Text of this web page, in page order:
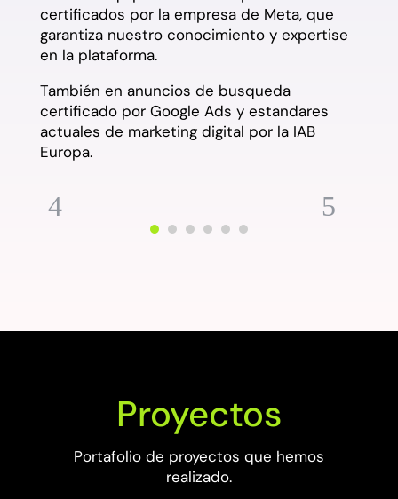
certificados por la empresa de Meta, que
garantiza nuestro conocimiento y expertise
en la plataforma.
También en anuncios de busqueda
certificado por Google Ads y estandares
actuales de marketing digital por la IAB
Europa.
4 5
Proyectos
Portafolio de proyectos que hemos
realizado.